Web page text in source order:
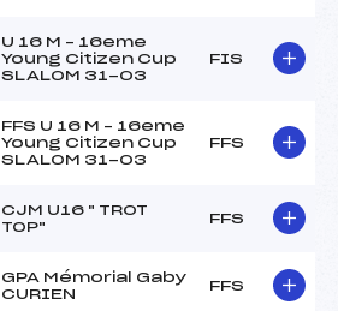
U 16 M – 16eme
Young Citizen Cup
SLALOM 31-03
FIS
FFS U 16 M – 16eme
Young Citizen Cup
SLALOM 31-03
FFS
CJM U16 " TROT
TOP"
FFS
GPA Mémorial Gaby
CURIEN
FFS